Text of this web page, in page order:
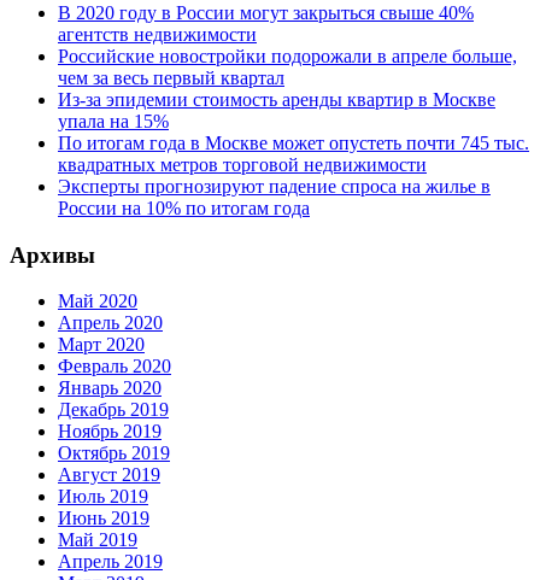
В 2020 году в России могут закрыться свыше 40%
агентств недвижимости
Российские новостройки подорожали в апреле больше,
чем за весь первый квартал
Из-за эпидемии стоимость аренды квартир в Москве
упала на 15%
По итогам года в Москве может опустеть почти 745 тыс.
квадратных метров торговой недвижимости
Эксперты прогнозируют падение спроса на жилье в
России на 10% по итогам года
Архивы
Май 2020
Апрель 2020
Март 2020
Февраль 2020
Январь 2020
Декабрь 2019
Ноябрь 2019
Октябрь 2019
Август 2019
Июль 2019
Июнь 2019
Май 2019
Апрель 2019